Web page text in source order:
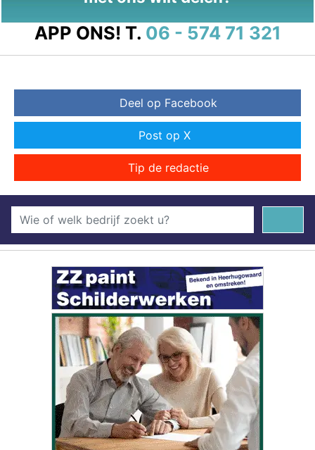
APP ONS! T. 06 - 574 71 321
Deel op Facebook
Post op X
Tip de redactie